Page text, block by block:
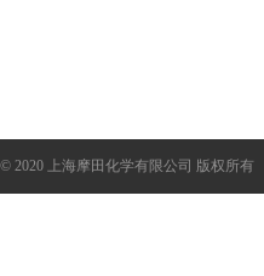
© 2020 上海摩田化学有限公司 版权所有